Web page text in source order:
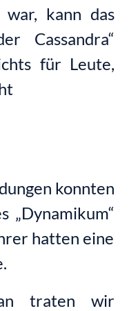
kann das
Cassandra“
für Leute,
konnten
„Dynamikum“
hatten eine
traten wir